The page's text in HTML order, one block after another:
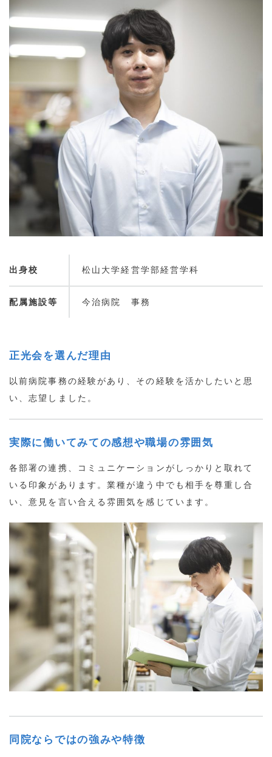
出身校 松山大学経営学部経営学科
配属施設等 今治病院 事務
正光会を選んだ理由
以前病院事務の経験があり、その経験を活かしたいと思
い、志望しました。
実際に働いてみての感想や職場の雰囲気
各部署の連携、コミュニケーションがしっかりと取れて
いる印象があります。業種が違う中でも相手を尊重し合
い、意見を言い合える雰囲気を感じています。
同院ならではの強みや特徴